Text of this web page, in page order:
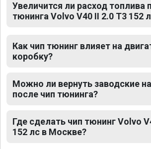
Увеличится ли расход топлива
тюнинга Volvo V40 II 2.0 T3 152
Как чип тюнинг влияет на
коробку?
Можно ли вернуть заводские
после чип тюнинга?
Где сделать чип тюнинг Volvo
152 лс в Москве?